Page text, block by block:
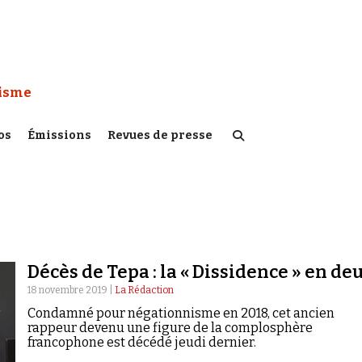
:
Émissions Revues de presse
Décès de Tepa : la « Dissidence » en
18 novembre 2019 | La Rédaction
Condamné pour négationnisme en 2018, cet ancien
rappeur devenu une figure de la complosphère
francophone est décédé jeudi dernier.